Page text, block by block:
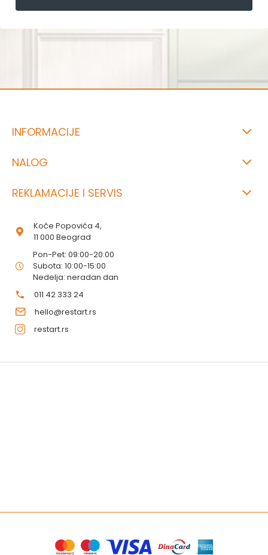
INFORMACIJE
NALOG
REKLAMACIJE I SERVIS
Koče Popovića 4,
11 000 Beograd
Pon-Pet: 09:00-20:00
Subota: 10:00-15:00
Nedelja: neradan dan
011 42 333 24
hello@restart.rs
restart.rs